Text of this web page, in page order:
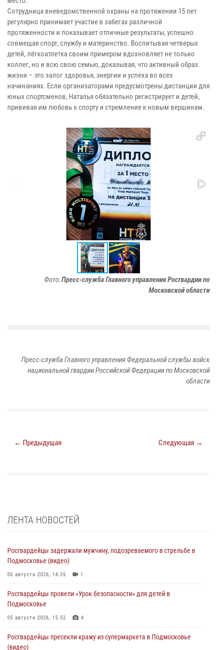
Сотрудница вневедомственной охраны на протяжении 15 лет
регулярно принимает участие в забегах различной
протяженности и показывает отличные результаты, успешно
совмещая спорт, службу и материнство. Воспитывая четверых
детей, лёгкоатлетка своим примером вдохновляет не только
коллег, но и всю свою семью, доказывая, что активный образ
жизни – это залог здоровья, энергии и успеха во всех
начинаниях. Если организаторами предусмотрены дистанции для
юных спортсменов, Наталья обязательно регистрирует и детей,
прививая им любовь к спорту и стремление к новым вершинам.
Фото:Пресс-служба Главного управления Росгвардии по
Московской области
Пресс-служба Главного управления Федеральной службы войск
национальной гвардии Российской Федерации по Московской
области
← Предыдущая Следующая →
ЛЕНТА НОВОСТЕЙ
Росгвардейцы задержали мужчину, подозреваемого в стрельбе в
Подмосковье (видео)
06 августа 2026, 14:35 1
Росгвардейцы провели «Урок безопасности» для детей в
Подмосковье
05 августа 2026, 15:52 4
Росгвардейцы пресекли кражу из супермаркета в Подмосковье
(видео)